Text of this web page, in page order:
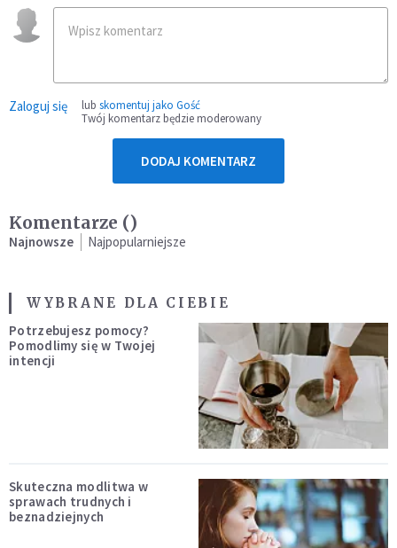
Zaloguj się lub skomentuj jako Gość
Twój komentarz będzie moderowany
DODAJ KOMENTARZ
Komentarze ()
Najnowsze Najpopularniejsze
WYBRANE DLA CIEBIE
Potrzebujesz pomocy?
Pomodlimy się w Twojej
intencji
Skuteczna modlitwa w
sprawach trudnych i
beznadziejnych